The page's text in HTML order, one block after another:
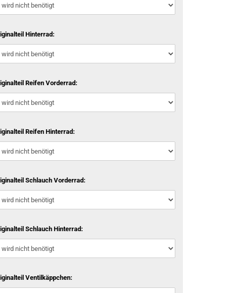
Hinterrad:
Reifen Vorderrad:
Reifen Hinterrad:
Schlauch Vorderrad:
Schlauch Hinterrad:
Ventilkäppchen: